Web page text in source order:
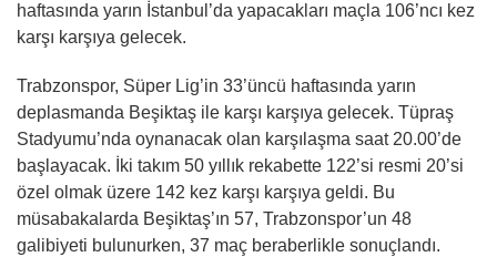
haftasında yarın İstanbul’da yapacakları maçla 106’ncı kez
karşı karşıya gelecek.
Trabzonspor, Süper Lig’in 33’üncü haftasında yarın
deplasmanda Beşiktaş ile karşı karşıya gelecek. Tüpraş
Stadyumu’nda oynanacak olan karşılaşma saat 20.00’de
başlayacak. İki takım 50 yıllık rekabette 122’si resmi 20’si
özel olmak üzere 142 kez karşı karşıya geldi. Bu
müsabakalarda Beşiktaş’ın 57, Trabzonspor’un 48
galibiyeti bulunurken, 37 maç beraberlikle sonuçlandı.